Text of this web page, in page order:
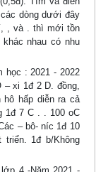
dòng dưới đây
, và . thì mới tồn
nhau có nhu
học : 2021 - 2022
– xi 1đ 2 D. đồng,
hô hấp diễn ra cả
1đ 7 C . . 100 oC
– bô- níc 1đ 10
1đ b/Không